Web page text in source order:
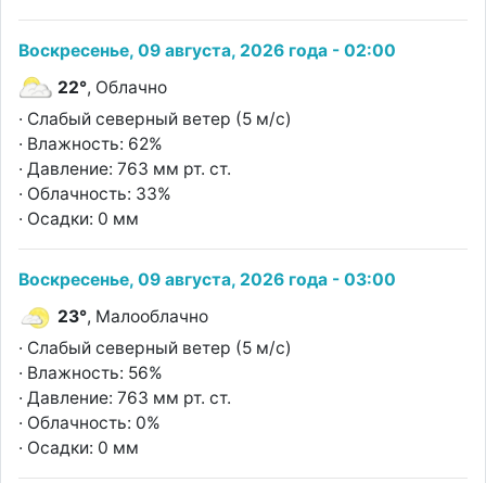
Воскресенье, 09 августа, 2026 года - 02:00
22°, Облачно
· Слабый северный ветер (5 м/с)
· Влажность: 62%
· Давление: 763 мм рт. ст.
· Облачность: 33%
· Осадки: 0 мм
Воскресенье, 09 августа, 2026 года - 03:00
23°, Малооблачно
· Слабый северный ветер (5 м/с)
· Влажность: 56%
· Давление: 763 мм рт. ст.
· Облачность: 0%
· Осадки: 0 мм